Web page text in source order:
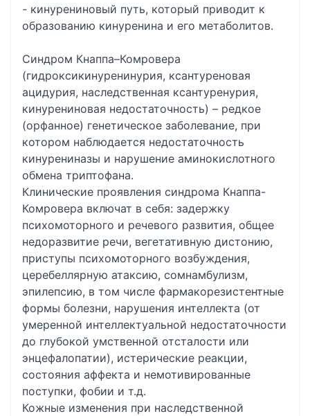
- кинурениновый путь, который приводит к
образованию кинуренина и его метаболитов.
Cиндром Кнаппа–Комровера
(гидроксикинуренинурия, ксантуреновая
ацидурия, наследственная ксантуренурия,
кинурениновая недостаточность) – редкое
(орфанное) генетическое заболевание, при
котором наблюдается недостаточность
кинурениназы и нарушение аминокислотного
обмена триптофана.
Клинические проявления синдрома Кнаппа-
Комровера включат в себя: задержку
психомоторного и речевого развития, общее
недоразвитие речи, вегетативную дистонию,
приступы психомоторного возбуждения,
церебеллярную атаксию, сомнамбулизм,
эпилепсию, в том числе фармакорезистентные
формы болезни, нарушения интеллекта (от
умеренной интеллектуальной недостаточности
до глубокой умственной отсталости или
энцефалопатии), истерические реакции,
состояния аффекта и немотивированные
поступки, фобии и т.д.
Кожные изменения при наследственной